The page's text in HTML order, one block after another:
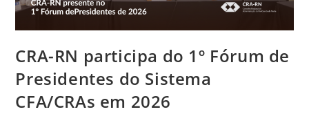
CRA-RN participa do 1º Fórum de
Presidentes do Sistema
CFA/CRAs em 2026